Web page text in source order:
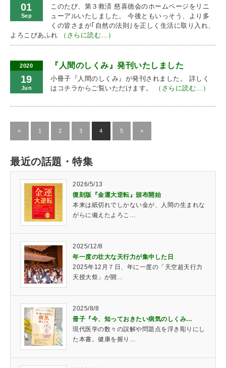
01
Sep
このたび、第３救済 慈喜徳会のホームページをリニ
ューアルいたしました。 今後ともいっそう、より多
くの皆さまが｢自然の法則｣を正しく生活に取り入れ、
よろこびあふれ
（さらに読む…）
2020
19
Jun
『人間のしくみ』発刊いたしました
小冊子『人間のしくみ』が発刊されました。 詳しく
はコチラからご覧いただけます。
（さらに読む…）
« 1 2 3 4 5 »
最近の話題・特集
2026/5/13
復刻版『金運大逆転』頒布開始
本来は紙切れでしかない金が、人間の生まれな
がらに備えたよろこ…
2025/12/8
年一度の壮大な天行力が集中した日
2025年12月７日、年に一度の「天空超天行力
天授大祭」が開…
2025/8/8
冊子『今、知っておきたい病気のしくみ…
現代医学の数々の誤解や問題点を浮き彫りにし
た本書。健康を握り…